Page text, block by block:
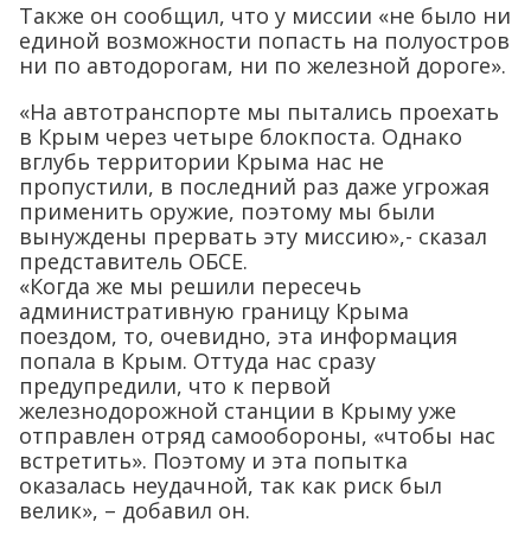
Также он сообщил, что у миссии «не было ни
единой возможности попасть на полуостров
ни по автодорогам, ни по железной дороге».
«На автотранспорте мы пытались проехать
в Крым через четыре блокпоста. Однако
вглубь территории Крыма нас не
пропустили, в последний раз даже угрожая
применить оружие, поэтому мы были
вынуждены прервать эту миссию»,- сказал
представитель ОБСЕ.
«Когда же мы решили пересечь
административную границу Крыма
поездом, то, очевидно, эта информация
попала в Крым. Оттуда нас сразу
предупредили, что к первой
железнодорожной станции в Крыму уже
отправлен отряд самообороны, «чтобы нас
встретить». Поэтому и эта попытка
оказалась неудачной, так как риск был
велик», – добавил он.